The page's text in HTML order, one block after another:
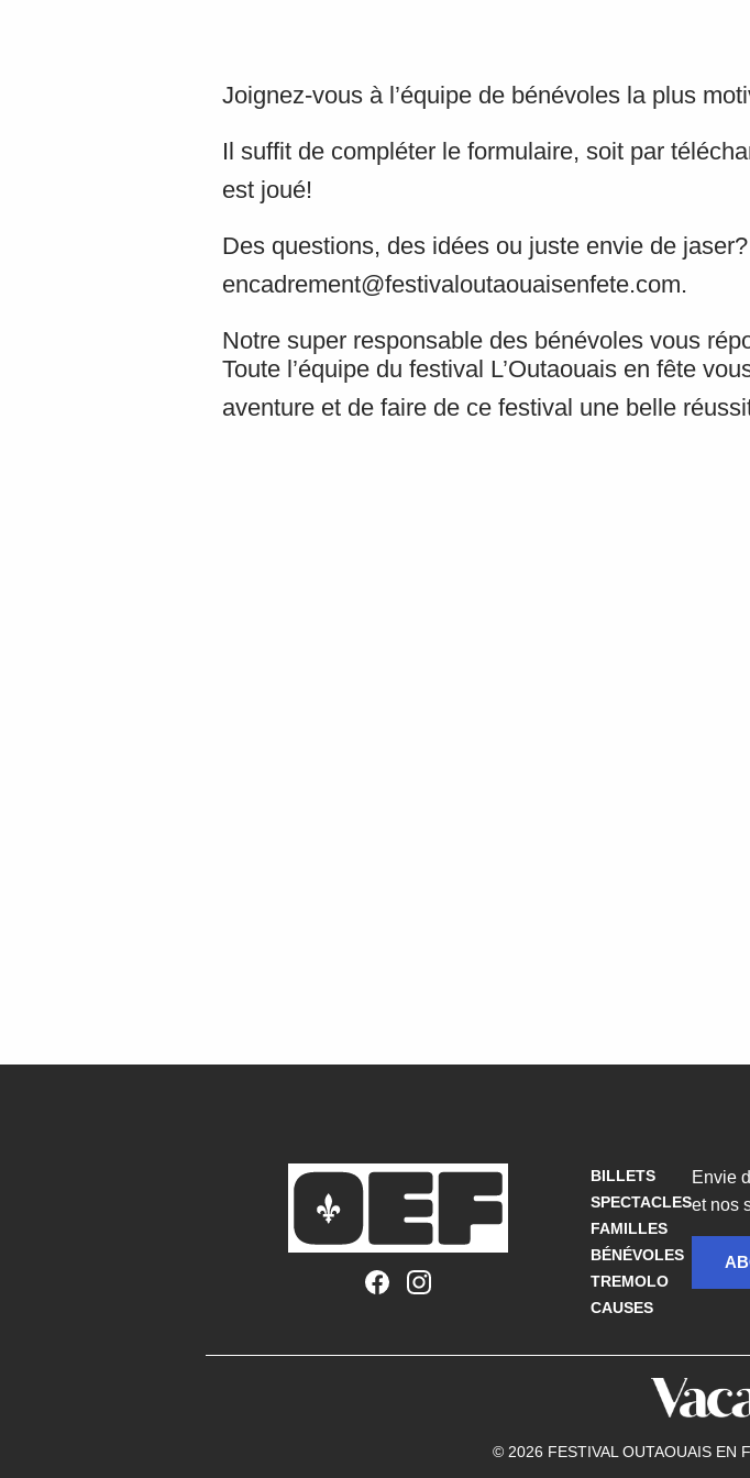
Joignez-vous à l’équipe de bénévoles la plus
Il suffit de compléter le formulaire, soit par
est joué!
Des questions, des idées ou juste envie de
encadrement@festivaloutaouaisenfete.com.
Notre super responsable des bénévoles vous
Toute l’équipe du festival L’Outaouais en fête
aventure et de faire de ce festival une belle
BILLETS
SPECTACLES
FAMILLES
BÉNÉVOLES
TREMOLO
CAUSES
Envie
et nos
© 2026 FESTIVAL OUTAOUAIS EN